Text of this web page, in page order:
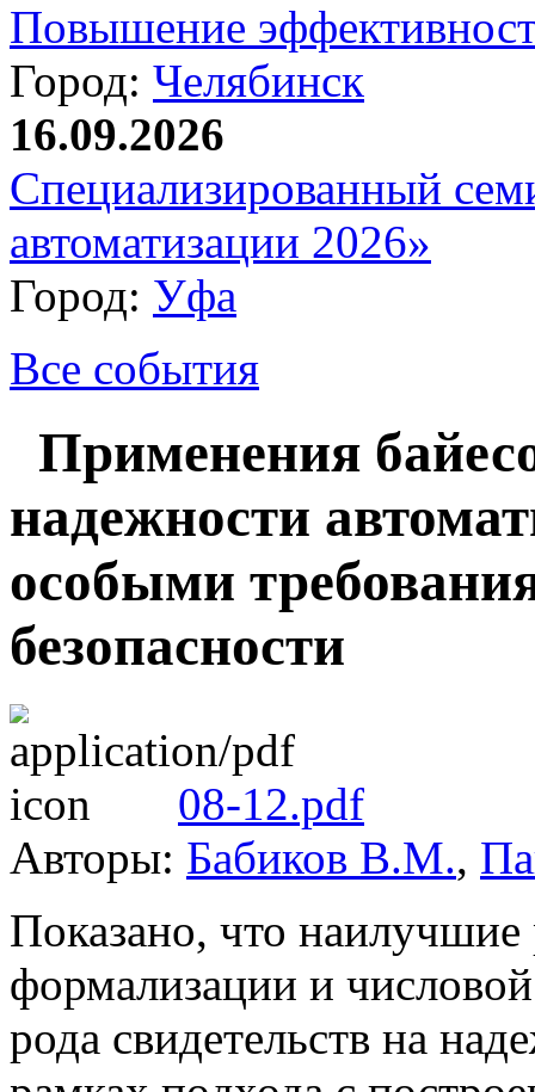
Повышение
Город: Челябинск
16.09.2026
Специализированный
автоматизации 2026»
Город: Уфа
Все события
Применения
надежности
особыми
безопасности
08-12.pdf
Авторы: Бабиков В.М.,
Показано, что наилучшие
формализации и
рода свидетельств на